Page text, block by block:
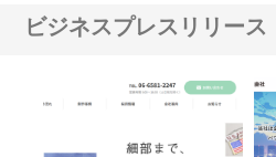
ビジネスプレスリリース